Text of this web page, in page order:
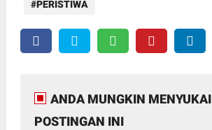
PERISTIWA
ANDA MUNGKIN MENYUKAI
POSTINGAN INI